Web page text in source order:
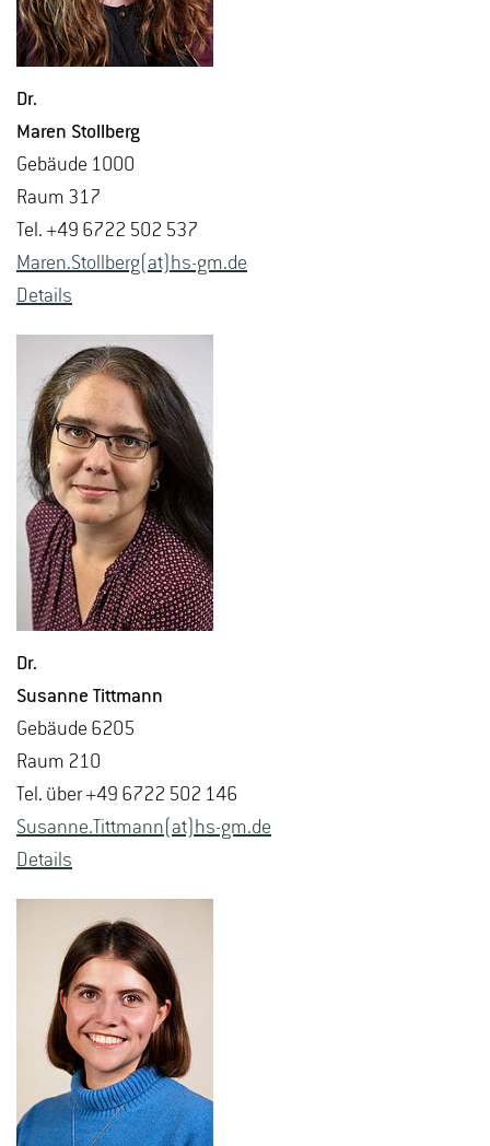
Dr.
Maren Stoll­berg
Ge­bäu­de 1000
Raum 317
Tel. +49 6722 502 537
Maren.​Stollberg(at)hs-​gm.​de
De­tails
Dr.
Su­san­ne Titt­mann
Ge­bäu­de 6205
Raum 210
Tel. über +49 6722 502 146
Su­san­ne.Titt­mann(at)hs-​gm.​de
De­tails